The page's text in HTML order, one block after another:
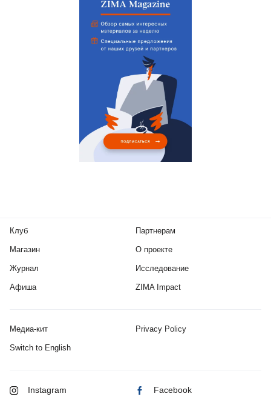
Клуб
Магазин
Журнал
Афиша
Партнерам
О проекте
Исследование
ZIMA Impact
Медиа-кит Privacy Policy
Switch to English
Instagram Facebook